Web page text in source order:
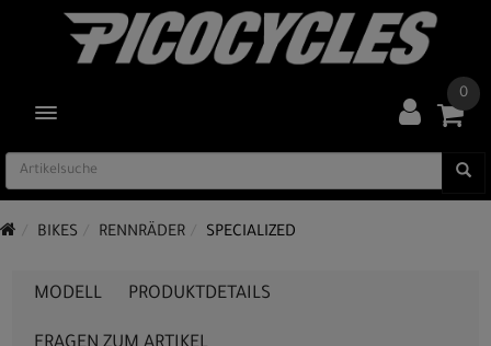
TOGGLE NAVIGATION
0
BIKES RENNRÄDER SPECIALIZED
MODELL PRODUKTDETAILS